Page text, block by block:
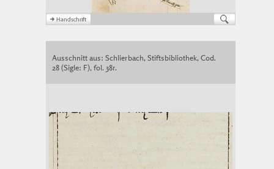
Ausschnitt aus: Schlierbach, Stiftsbibliothek, Cod.
28 (Sigle: F), fol. 38r.